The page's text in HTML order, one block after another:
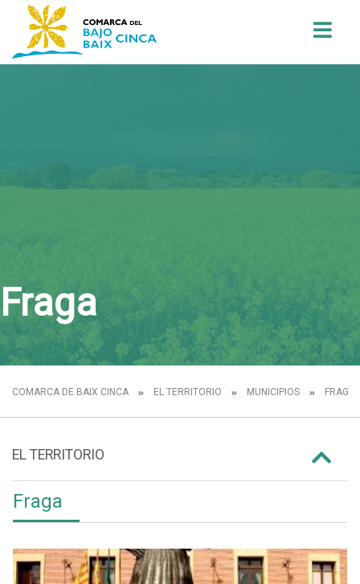
Fraga
COMARCA DE BAIX CINCA EL TERRITORIO MUNICIPIOS FRAGA
EL TERRITORIO
Fraga